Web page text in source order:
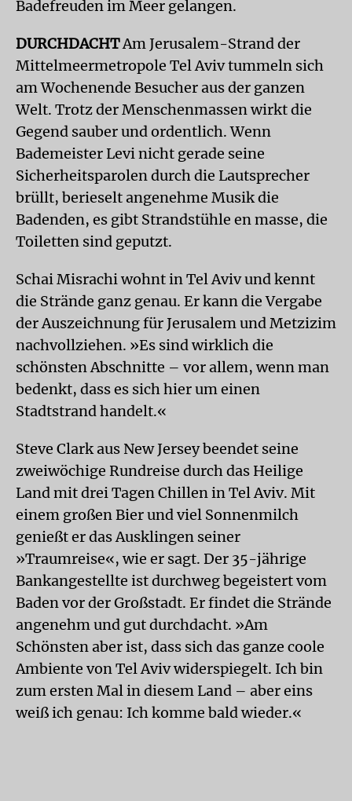
Badefreuden im Meer gelangen.
DURCHDACHTAm Jerusalem-Strand der
Mittelmeermetropole Tel Aviv tummeln sich
am Wochenende Besucher aus der ganzen
Welt. Trotz der Menschenmassen wirkt die
Gegend sauber und ordentlich. Wenn
Bademeister Levi nicht gerade seine
Sicherheitsparolen durch die Lautsprecher
brüllt, berieselt angenehme Musik die
Badenden, es gibt Strandstühle en masse, die
Toiletten sind geputzt.
Schai Misrachi wohnt in Tel Aviv und kennt
die Strände ganz genau. Er kann die Vergabe
der Auszeichnung für Jerusalem und Metzizim
nachvollziehen. »Es sind wirklich die
schönsten Abschnitte – vor allem, wenn man
bedenkt, dass es sich hier um einen
Stadtstrand handelt.«
Steve Clark aus New Jersey beendet seine
zweiwöchige Rundreise durch das Heilige
Land mit drei Tagen Chillen in Tel Aviv. Mit
einem großen Bier und viel Sonnenmilch
genießt er das Ausklingen seiner
»Traumreise«, wie er sagt. Der 35-jährige
Bankangestellte ist durchweg begeistert vom
Baden vor der Großstadt. Er findet die Strände
angenehm und gut durchdacht. »Am
Schönsten aber ist, dass sich das ganze coole
Ambiente von Tel Aviv widerspiegelt. Ich bin
zum ersten Mal in diesem Land – aber eins
weiß ich genau: Ich komme bald wieder.«